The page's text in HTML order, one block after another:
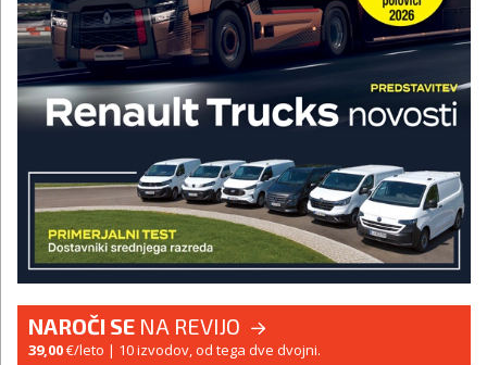
NAROČI SE NA REVIJO
39,00€/leto | 10 izvodov, od tega dve dvojni.